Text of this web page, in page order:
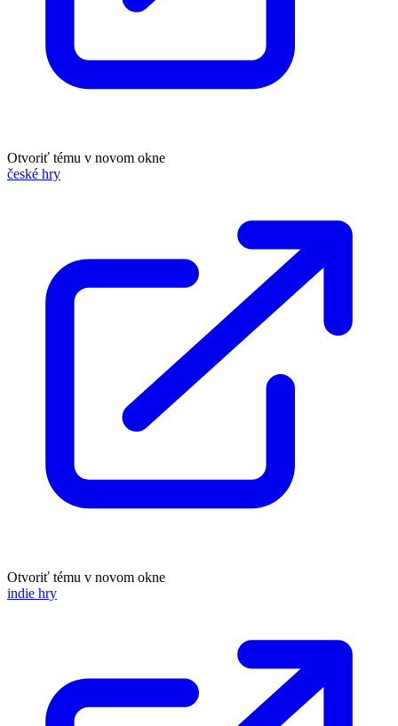
Otvoriť tému v novom okne
české hry
Otvoriť tému v novom okne
indie hry